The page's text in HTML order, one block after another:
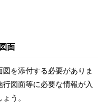
面
を添付する必要がありま
図面等に必要な情報が入
う。